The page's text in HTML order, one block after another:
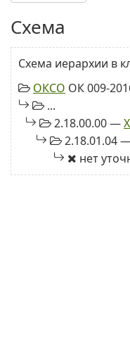
Схема
Схема иерархии в
ОКСО ОК 009-
...
2.18.00.00 —
2.18.01.04
нет